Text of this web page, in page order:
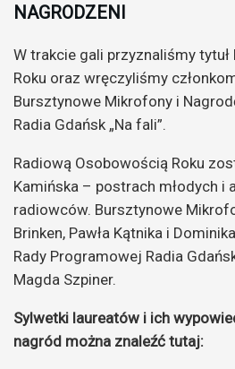
NAGRODZENI
W trakcie gali przyznaliśmy
Roku oraz wręczyliśmy
Bursztynowe Mikrofony i
Radia Gdańsk „Na fali”.
Radiową Osobowością Roku
Kamińska – postrach młodych i
radiowców. Bursztynowe
Brinken, Pawła Kątnika i
Rady Programowej Radia
Magda Szpiner.
Sylwetki laureatów i ich
nagród można znaleźć tutaj: